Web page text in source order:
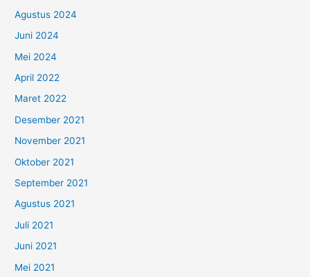
Agustus 2024
Juni 2024
Mei 2024
April 2022
Maret 2022
Desember 2021
November 2021
Oktober 2021
September 2021
Agustus 2021
Juli 2021
Juni 2021
Mei 2021